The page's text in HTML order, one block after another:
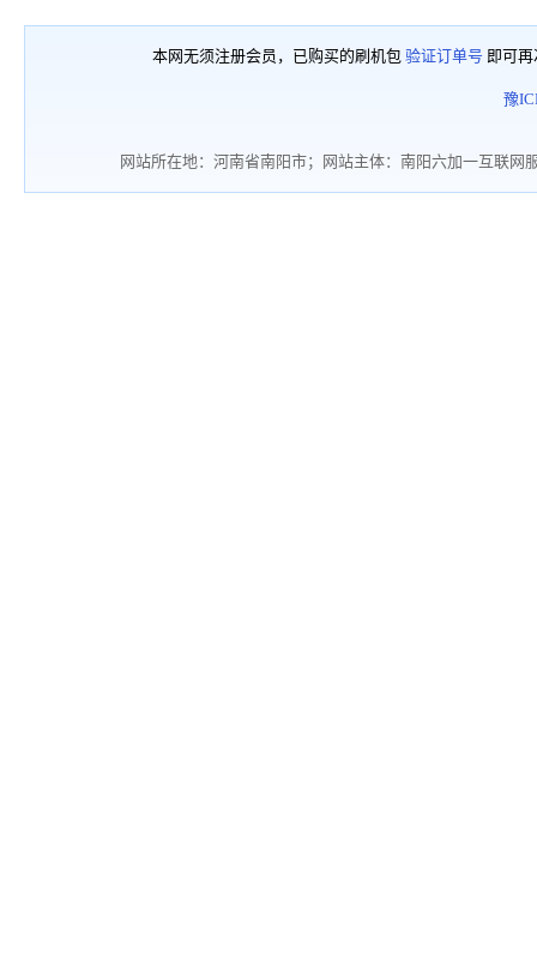
本网无须注册会员，已购买的刷机包 验证订单号 即可
豫
网站所在地：河南省南阳市；网站主体：南阳六加一互联